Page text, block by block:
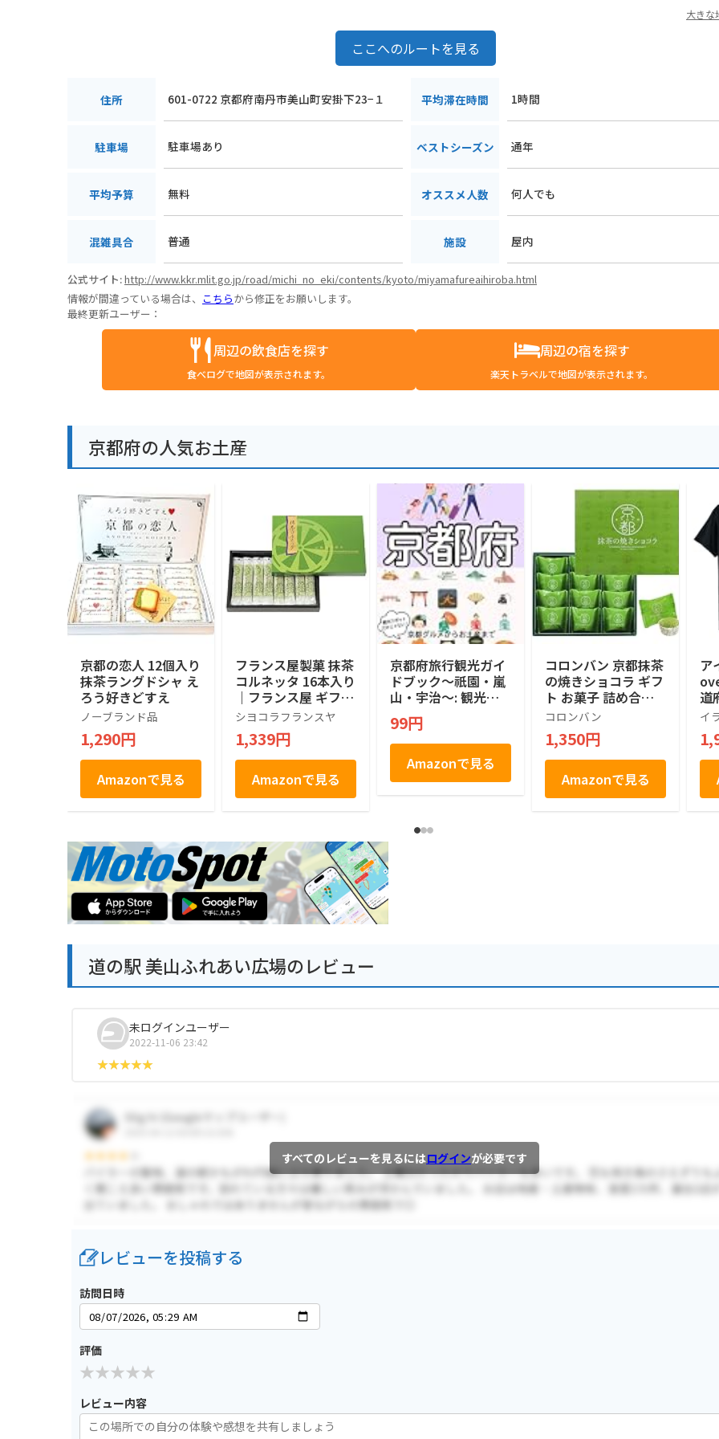
大きな
ここへのルートを見る
住所 601-0722 京都府南丹市美山町安掛下23−１ 平均滞在時間 1時間
駐車場 駐車場あり ベストシーズン 通年
平均予算 無料 オススメ人数 何人でも
混雑具合 普通 施設 屋内
公式サイト:http://www.kkr.mlit.go.jp/road/michi_no_eki/contents/kyoto/miyamafureaihiroba.html
情報が間違っている場合は、 こちらから修正をお願いします。
最終更新ユーザー：
周辺の飲食店を探す
食べログで地図が表示されます。
周辺の宿を探す
楽天トラベルで地図が表示されます。
京都府の人気お土産
京都の恋人 12個入り
抹茶ラングドシャ え
ろう好きどすえ
ノーブランド品
1,290円
Amazonで見る
フランス屋製菓 抹茶
コルネッタ 16本入り
｜フランス屋 ギフト
お土産 京都 抹茶 お
土産 敬老の日
シヨコラフランスヤ
1,339円
Amazonで見る
京都府旅行観光ガイ
ドブック〜祇園・嵐
山・宇治〜: 観光ス
ポットだけじゃな
い！京都グルメから
お土産まで京都の魅
力満載 京都観光ガイ
ドブック
99円
Amazonで見る
コロンバン 京都抹茶
の焼きショコラ ギフ
ト お菓子 詰め合わ
せ 個包装 プレゼン
ト 土産 抹茶 焼きシ
ョコラ 12個入り
コロンバン
1,350円
Amazonで見る
ア
道
モ
旅
ャ
イ
道の駅 美山ふれあい広場のレビュー
未ログインユーザー
2022-11-06 23:42
すべてのレビューを見るにはログインが必要です
レビューを投稿する
訪問日時
評価
レビュー内容